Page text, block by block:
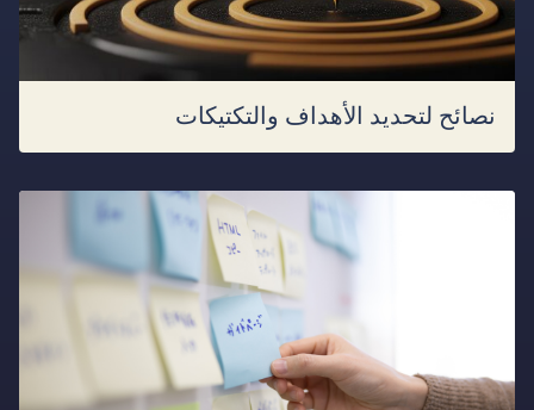
نصائح لتحديد الأهداف والتكتيكات